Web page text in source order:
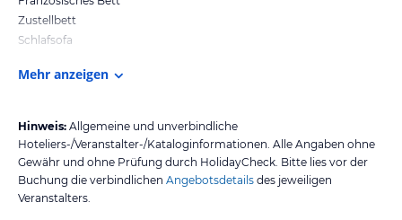
Zustellbett
Schlafsofa
Mehr anzeigen
Hinweis: Allgemeine und unverbindliche
Hoteliers-/Veranstalter-/Kataloginformationen. Alle Angaben ohne
Gewähr und ohne Prüfung durch HolidayCheck. Bitte lies vor der
Buchung die verbindlichen Angebotsdetails des jeweiligen
Veranstalters.